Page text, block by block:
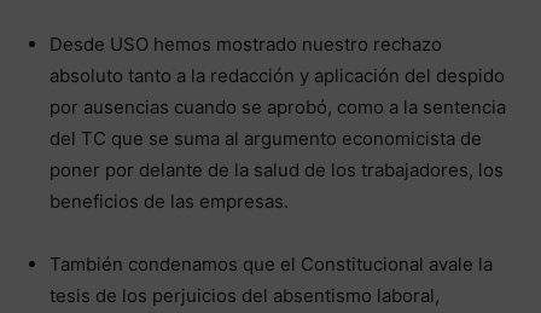
Desde USO hemos mostrado nuestro rechazo
absoluto tanto a la redacción y aplicación del despido
por ausencias cuando se aprobó, como a la sentencia
del TC que se suma al argumento economicista de
poner por delante de la salud de los trabajadores, los
beneficios de las empresas.
También condenamos que el Constitucional avale la
tesis de los perjuicios del absentismo laboral,